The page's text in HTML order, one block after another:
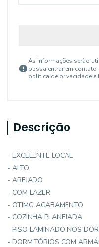
As informações serão
possa entrar em contato
política de privacidade e
Descrição
- EXCELENTE LOCAL
- ALTO
- AREJADO
- COM LAZER
- OTIMO ACABAMENTO
- COZINHA PLANEJADA
- PISO LAMINADO NOS
- DORMITÓRIOS COM